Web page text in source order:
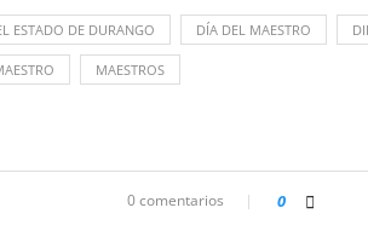
ESTADO DE DURANGO DÍA DEL MAESTRO
MAESTROS
0 comentarios 0